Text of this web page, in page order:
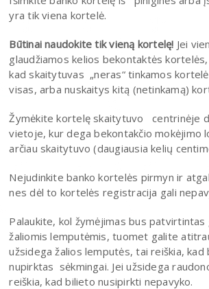
yra tik viena kortelė.
Būtinai naudokite tik vieną kortelę! Jei
glaudžiamos kelios bekontaktės
kad skaitytuvas „neras“ tinkamos
visas, arba nuskaitys kitą (netinkamą)
Žymėkite kortelę skaitytuvo centrinėje
vietoje, kur dega bekontakčio mokėjimo
arčiau skaitytuvo (daugiausia kelių
Nejudinkite banko kortelės pirmyn ir
nes dėl to kortelės registracija gali
Palaukite, kol žymėjimas bus patvirtintas
žaliomis lemputėmis, tuomet galite
užsidega žalios lemputės, tai reiškia, kad
nupirktas sėkmingai. Jei užsidega
reiškia, kad bilieto nusipirkti nepavyko.